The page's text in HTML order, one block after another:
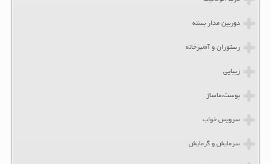
دوربین مدار بسته
رستوران و آشپزخانه
زیبایی
پوست،ماساژ
سرویس خواب
سرمایش و گرمایش